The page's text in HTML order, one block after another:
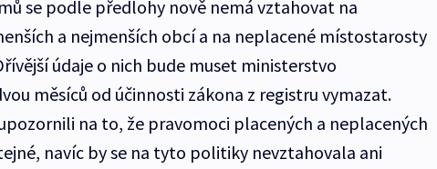
se podle předlohy nově nemá vztahovat na
a nejmenších obcí a na neplacené místostarosty
údaje o nich bude muset ministerstvo
měsíců od účinnosti zákona z registru vymazat.
na to, že pravomoci placených a neplacených
navíc by se na tyto politiky nevztahovala ani